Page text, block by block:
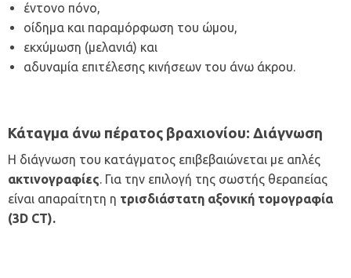
έντονο πόνο,
οίδημα και παραμόρφωση του ώμου,
εκχύμωση (μελανιά) και
αδυναμία επιτέλεσης κινήσεων του άνω άκρου.
Κάταγμα άνω πέρατος βραχιονίου: Διάγνωση
Η διάγνωση του κατάγματος επιβεβαιώνεται με απλές
ακτινογραφίες. Για την επιλογή της σωστής θεραπείας
είναι απαραίτητη η τρισδιάστατη αξονική τομογραφία
(3D CT).